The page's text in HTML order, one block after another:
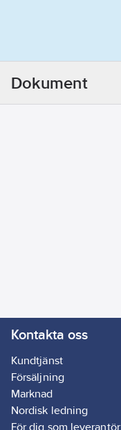
Dokument
Kontakta oss
Kundtjänst
Försäljning
Marknad
Nordisk ledning
För dig som leverantör